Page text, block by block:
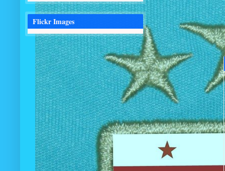
Flickr Images